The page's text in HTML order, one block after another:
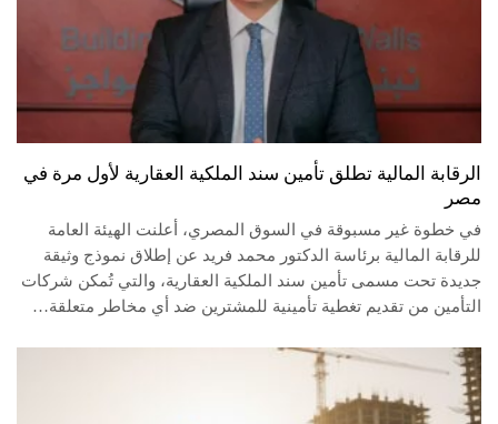
الرقابة المالية تطلق تأمين سند الملكية العقارية لأول مرة في
مصر
في خطوة غير مسبوقة في السوق المصري، أعلنت الهيئة العامة
للرقابة المالية برئاسة الدكتور محمد فريد عن إطلاق نموذج وثيقة
جديدة تحت مسمى تأمين سند الملكية العقارية، والتي تُمكن شركات
التأمين من تقديم تغطية تأمينية للمشترين ضد أي مخاطر متعلقة…